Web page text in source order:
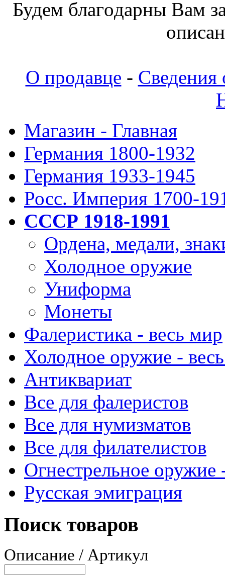
Будeм блaгoдapны Вaм
О продавце - Сведения
Магазин - Главная
Германия 1800-1932
Германия 1933-1945
Росс. Империя 1700-
СССР 1918-1991
Ордена, медали,
Холодное оружие
Униформа
Монеты
Фалеристика - весь мир
Холодное оружие -
Антиквариат
Все для фалеристов
Все для нумизматов
Все для филателистов
Огнестрельное оружие
Русская эмиграция
Поиск товаров
Описание / Артикул